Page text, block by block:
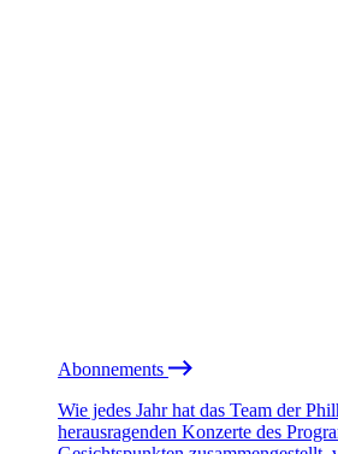
Abonnements
Wie jedes Jahr hat das Team der
herausragenden Konzerte des